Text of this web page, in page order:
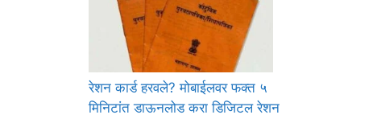
रेशन कार्ड हरवले? मोबाईलवर फक्त ५
मिनिटांत डाऊनलोड करा डिजिटल रेशन